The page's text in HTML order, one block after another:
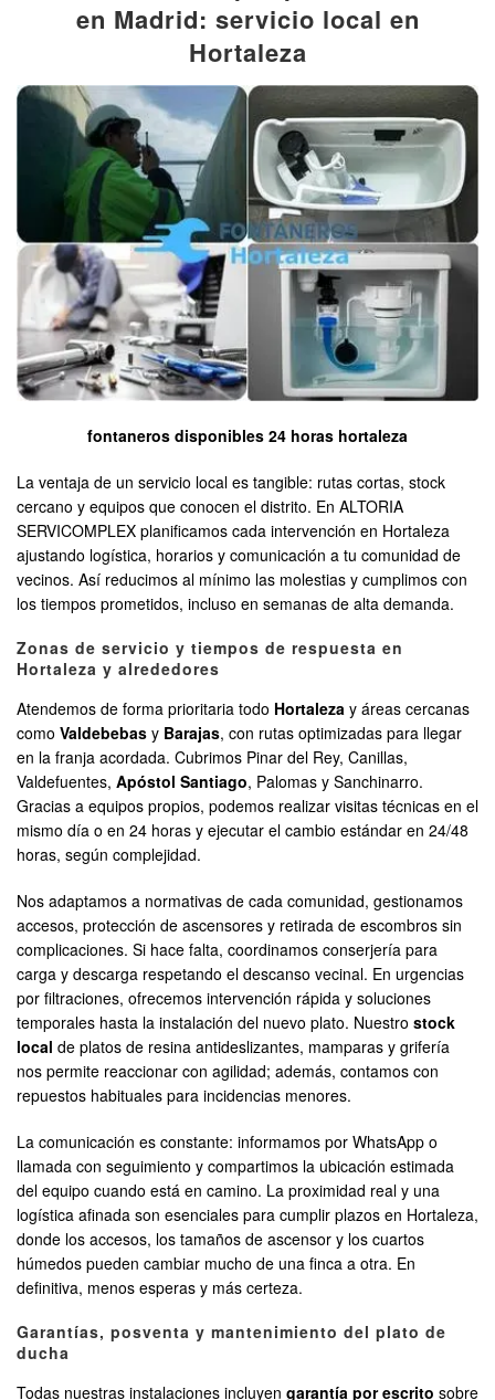
en Madrid: servicio local en
Hortaleza
fontaneros disponibles 24 horas hortaleza
La ventaja de un servicio local es tangible: rutas cortas, stock
cercano y equipos que conocen el distrito. En ALTORIA
SERVICOMPLEX planificamos cada intervención en Hortaleza
ajustando logística, horarios y comunicación a tu comunidad de
vecinos. Así reducimos al mínimo las molestias y cumplimos con
los tiempos prometidos, incluso en semanas de alta demanda.
Zonas de servicio y tiempos de respuesta en
Hortaleza y alrededores
Atendemos de forma prioritaria todo Hortaleza y áreas cercanas
como Valdebebas y Barajas, con rutas optimizadas para llegar
en la franja acordada. Cubrimos Pinar del Rey, Canillas,
Valdefuentes, Apóstol Santiago, Palomas y Sanchinarro.
Gracias a equipos propios, podemos realizar visitas técnicas en el
mismo día o en 24 horas y ejecutar el cambio estándar en 24/48
horas, según complejidad.
Nos adaptamos a normativas de cada comunidad, gestionamos
accesos, protección de ascensores y retirada de escombros sin
complicaciones. Si hace falta, coordinamos conserjería para
carga y descarga respetando el descanso vecinal. En urgencias
por filtraciones, ofrecemos intervención rápida y soluciones
temporales hasta la instalación del nuevo plato. Nuestro stock
local de platos de resina antideslizantes, mamparas y grifería
nos permite reaccionar con agilidad; además, contamos con
repuestos habituales para incidencias menores.
La comunicación es constante: informamos por WhatsApp o
llamada con seguimiento y compartimos la ubicación estimada
del equipo cuando está en camino. La proximidad real y una
logística afinada son esenciales para cumplir plazos en Hortaleza,
donde los accesos, los tamaños de ascensor y los cuartos
húmedos pueden cambiar mucho de una finca a otra. En
definitiva, menos esperas y más certeza.
Garantías, posventa y mantenimiento del plato de
ducha
Todas nuestras instalaciones incluyen garantía por escrito sobre